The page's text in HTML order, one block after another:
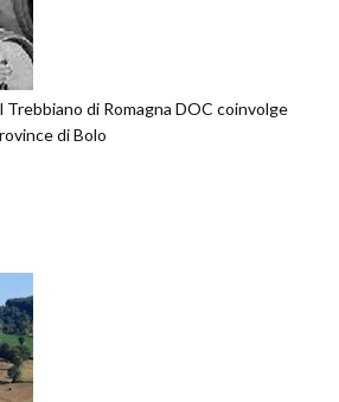
Trebbiano di Romagna DOC coinvolge
di Bolo